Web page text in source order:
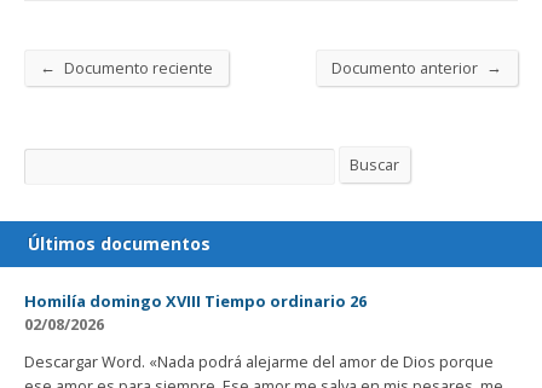
← Documento reciente Documento anterior →
Buscar Buscar
Últimos documentos
Homilía domingo XVIII Tiempo ordinario 26
02/08/2026
Descargar Word. «Nada podrá alejarme del amor de Dios porque